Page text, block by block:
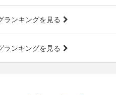
ランキングを見る
ランキングを見る